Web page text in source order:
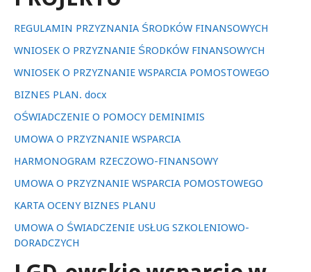
REGULAMIN PRZYZNANIA ŚRODKÓW FINANSOWYCH
WNIOSEK O PRZYZNANIE ŚRODKÓW FINANSOWYCH
WNIOSEK O PRZYZNANIE WSPARCIA POMOSTOWEGO
BIZNES PLAN. docx
OŚWIADCZENIE O POMOCY DEMINIMIS
UMOWA O PRZYZNANIE WSPARCIA
HARMONOGRAM RZECZOWO-FINANSOWY
UMOWA O PRZYZNANIE WSPARCIA POMOSTOWEGO
KARTA OCENY BIZNES PLANU
UMOWA O ŚWIADCZENIE USŁUG SZKOLENIOWO-
DORADCZYCH